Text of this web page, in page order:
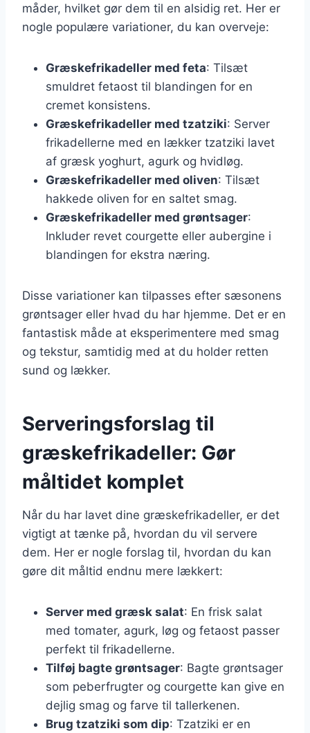
måder, hvilket gør dem til en alsidig ret. Her er
nogle populære variationer, du kan overveje:
Græskefrikadeller med feta: Tilsæt
smuldret fetaost til blandingen for en
cremet konsistens.
Græskefrikadeller med tzatziki: Server
frikadellerne med en lækker tzatziki lavet
af græsk yoghurt, agurk og hvidløg.
Græskefrikadeller med oliven: Tilsæt
hakkede oliven for en saltet smag.
Græskefrikadeller med grøntsager:
Inkluder revet courgette eller aubergine i
blandingen for ekstra næring.
Disse variationer kan tilpasses efter sæsonens
grøntsager eller hvad du har hjemme. Det er en
fantastisk måde at eksperimentere med smag
og tekstur, samtidig med at du holder retten
sund og lækker.
Serveringsforslag til
græskefrikadeller: Gør
måltidet komplet
Når du har lavet dine græskefrikadeller, er det
vigtigt at tænke på, hvordan du vil servere
dem. Her er nogle forslag til, hvordan du kan
gøre dit måltid endnu mere lækkert:
Server med græsk salat: En frisk salat
med tomater, agurk, løg og fetaost passer
perfekt til frikadellerne.
Tilføj bagte grøntsager: Bagte grøntsager
som peberfrugter og courgette kan give en
dejlig smag og farve til tallerkenen.
Brug tzatziki som dip: Tzatziki er en